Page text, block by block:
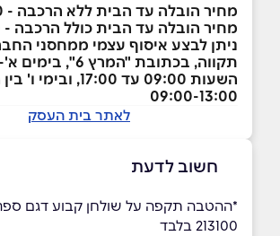
מחיר הובלה עד הבית ללא הרכבה - ₪150
מחיר הובלה עד הבית כולל הרכבה - ₪300
ניתן לבצע איסוף עצמי ממחסני
תקווה, בכתובת "המרץ 6",
השעות 09:00 עד 17:00,
09:00-13:00
לאתר בית העסק
חשוב לדעת
*ההטבה תקפה על שולחן קבוע דגם
213100 בלבד